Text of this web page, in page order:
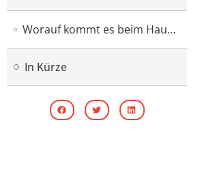
Worauf kommt es beim Haus-Débarras wirklich an?
In Kürze